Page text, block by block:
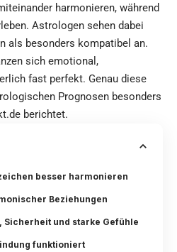
harmonieren, während
Astrologen sehen dabei
als besonders kompatibel an.
sich emotional,
fast perfekt. Genau diese
Prognosen besonders
berichtet.
besser harmonieren
Beziehungen
Sicherheit und starke Gefühle
funktioniert